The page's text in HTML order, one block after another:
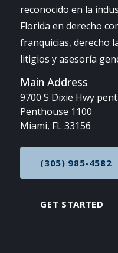
reconocido en la
Florida en derecho
franquicias, derecho
litigios y asesoría
Main Address
9700 S Dixie Hwy
Penthouse 1100
Miami, FL 33156
CALL
(305) 985-4582
GET STARTED